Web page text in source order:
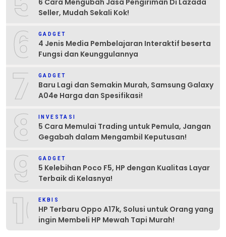
Seller, Mudah Sekali Kok!
6 GADGET
4 Jenis Media Pembelajaran Interaktif beserta
Fungsi dan Keunggulannya
7 GADGET
Baru Lagi dan Semakin Murah, Samsung Galaxy
A04e Harga dan Spesifikasi!
8 INVESTASI
5 Cara Memulai Trading untuk Pemula, Jangan
Gegabah dalam Mengambil Keputusan!
9 GADGET
5 Kelebihan Poco F5, HP dengan Kualitas Layar
Terbaik di Kelasnya!
10EKBIS
HP Terbaru Oppo A17k, Solusi untuk Orang yang
ingin Membeli HP Mewah Tapi Murah!